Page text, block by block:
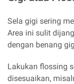
Sela gigi sering
Area ini sulit
dengan benang
Lakukan flossing
disesuaikan,